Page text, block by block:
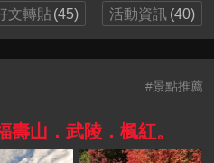
文轉貼 (45) 活動資訊 (40)
#景點推薦
山．武陵．楓紅。